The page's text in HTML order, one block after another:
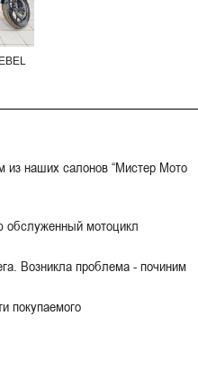
из наших салонов “Мистер Мото
обслуженный мотоцикл
Возникла проблема - починим
покупаемого